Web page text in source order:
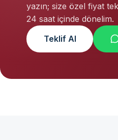
yazın; size özel fiyat
24 saat içinde dönelim.
Teklif Al